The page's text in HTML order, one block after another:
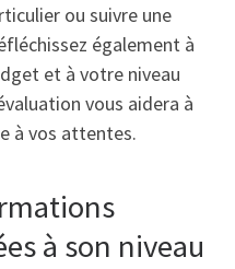
ou suivre une
également à
et à votre niveau
vous aidera à
à vos attentes.
à son niveau